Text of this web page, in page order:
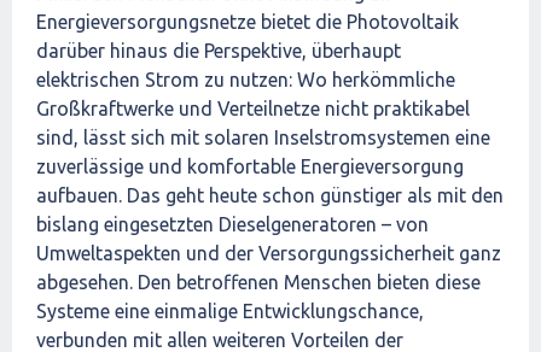
Energieversorgungsnetze bietet die Photovoltaik
darüber hinaus die Perspektive, überhaupt
elektrischen Strom zu nutzen: Wo herkömmliche
Großkraftwerke und Verteilnetze nicht praktikabel
sind, lässt sich mit solaren Inselstromsystemen eine
zuverlässige und komfortable Energieversorgung
aufbauen. Das geht heute schon günstiger als mit den
bislang eingesetzten Dieselgeneratoren – von
Umweltaspekten und der Versorgungssicherheit ganz
abgesehen. Den betroffenen Menschen bieten diese
Systeme eine einmalige Entwicklungschance,
verbunden mit allen weiteren Vorteilen der